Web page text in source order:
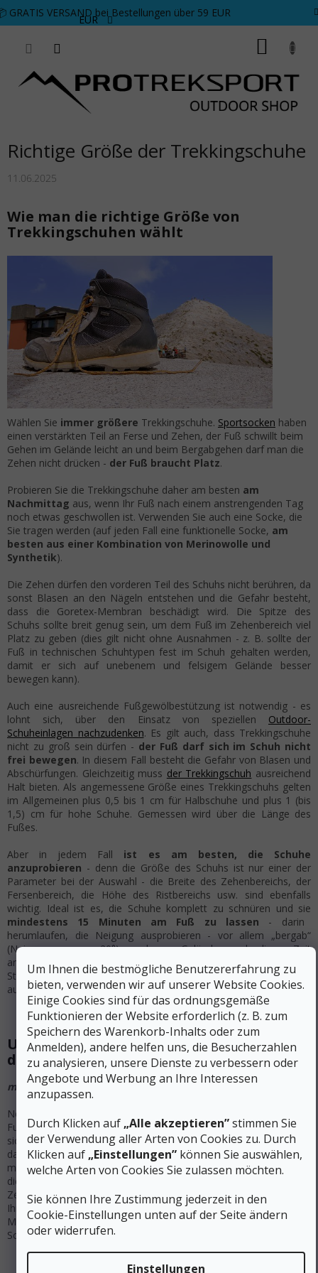
Um Ihnen die bestmögliche Benutzererfahrung zu
bieten, verwenden wir auf unserer Website Cookies.
Einige Cookies sind für das ordnungsgemäße
Funktionieren der Website erforderlich (z. B. zum
Speichern des Warenkorb-Inhalts oder zum
Anmelden), andere helfen uns, die Besucherzahlen
zu analysieren, unsere Dienste zu verbessern oder
Angebote und Werbung an Ihre Interessen
anzupassen.
Durch Klicken auf „Alle akzeptieren”stimmen Sie
der Verwendung aller Arten von Cookies zu. Durch
Klicken auf „Einstellungen” können Sie auswählen,
welche Arten von Cookies Sie zulassen möchten.
Sie können Ihre Zustimmung jederzeit in den
Cookie-Einstellungen unten auf der Seite ändern
oder widerrufen.
Einstellungen
Zum Inhalt springen
GRATIS VERSAND bei Bestellungen über 59 EUR
EUR
Richtige Größe der Trekkingschuhe
11.06.2025
Wie man die richtige Größe von
Trekkingschuhen wählt
Wählen Sie immer größere Trekkingschuhe. Sportsocken haben
einen verstärkten Teil an Ferse und Zehen, der Fuß schwillt beim
Gehen im Gelände leicht an und beim Bergabgehen darf man die
Zehen nicht drücken - der Fuß braucht Platz.
Probieren Sie die Trekkingschuhe daher am besten am
Nachmittag aus, wenn Ihr Fuß nach einem anstrengenden Tag
noch etwas geschwollen ist. Verwenden Sie auch eine Socke, die
Sie tragen werden (auf jeden Fall eine funktionelle Socke, am
besten aus einer Kombination von Merinowolle und
Synthetik).
Die Zehen dürfen den vorderen Teil des Schuhs nicht berühren, da
sonst Blasen an den Nägeln entstehen und die Gefahr besteht,
dass die Goretex-Membran beschädigt wird. Die Spitze des
Schuhs sollte breit genug sein, um dem Fuß im Zehenbereich viel
Platz zu geben (dies gilt nicht ohne Ausnahmen - z. B. sollte der
Fuß in technischen Schuhtypen fest im Schuh gehalten werden,
damit er sich auf unebenem und felsigem Gelände besser
bewegen kann).
Auch eine ausreichende Fußgewölbestützung ist notwendig - es
lohnt sich, über den Einsatz von speziellen Outdoor-
Schuheinlagen nachzudenken. Es gilt auch, dass Trekkingschuhe
nicht zu groß sein dürfen - der Fuß darf sich im Schuh nicht
frei bewegen. In diesem Fall besteht die Gefahr von Blasen und
Abschürfungen. Gleichzeitig muss der Trekkingschuh ausreichend
Halt bieten. Als angemessene Größe eines Trekkingschuhs gelten
im Allgemeinen plus 0,5 bis 1 cm für Halbschuhe und plus 1 (bis
1,5) cm für hohe Schuhe. Gemessen wird über die Länge des
Fußes.
Aber in jedem Fall ist es am besten, die Schuhe
anzuprobieren - denn die Größe des Schuhs ist nur einer der
Parameter bei der Auswahl - die Breite des Zehenbereichs, der
Fersenbereich, die Höhe des Ristbereichs usw. sind ebenfalls
wichtig. Ideal ist es, die Schuhe komplett zu schnüren und sie
mindestens 15 Minuten am Fuß zu lassen - darin
herumlaufen, die Neigung ausprobieren - vor allem „bergab“
(Neigung von ca. 20°), unebenes Gelände, nach dieser Zeit
anziehen und eine Weile weitermachen. Der Schuh sollte an keiner
Stelle „unbequem“ sein - in der Regel vervielfacht sich das, was so
auftritt, nach einem Tag Tragen und ist zumindest sehr störend.
Und wie misst man eigentlich die Länge
des Fußes?
mit Papier
Nehmen Sie ein großes Blatt Papier, das deutlich größer ist als Ihr
Fuß. Legen Sie es auf den Boden vor eine Wand und stellen Sie
sich mit den Sportsocken, die Sie in Ihren Schuhen tragen werden,
darauf. Ihre Ferse muss die Wand berühren und das Fußgewölbe
muss gleichmäßig auf dem Boden aufliegen. Bitten Sie jemanden,
die Länge Ihres Fußes von der Ferse bis zum Ende des großen
Zehs zu messen - das ist die Länge Ihres Fußes. Das ist die Länge
Ihres Fußes. Messen Sie beide Füße, denn bei den meisten
Menschen ist ein Fuß länger als der andere, so dass Sie Ihre
Schuhgröße entsprechend wählen müssen.